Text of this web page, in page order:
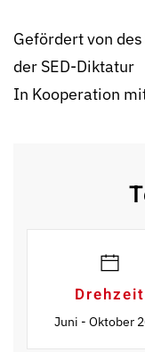
Gefördert von
der SED-Diktatur
In Kooperation
Drehzeit
Juni - Oktober